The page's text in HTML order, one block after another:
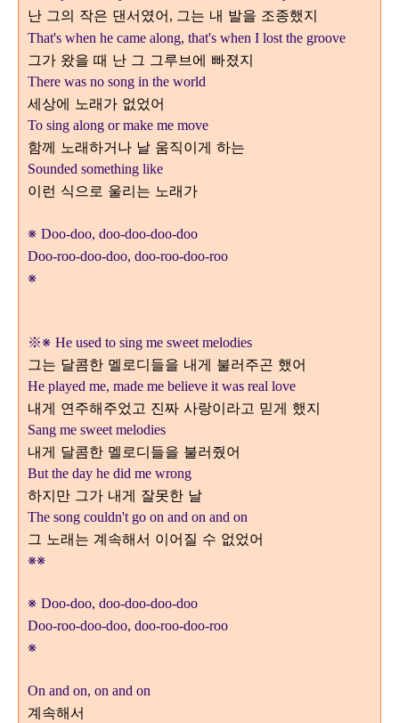
난 그의 작은 댄서였어, 그는 내 발을 조종했지
That's when he came along, that's when I lost the groove
그가 왔을 때 난 그 그루브에 빠졌지
There was no song in the world
세상에 노래가 없었어
To sing along or make me move
함께 노래하거나 날 움직이게 하는
Sounded something like
이런 식으로 울리는 노래가
※ Doo-doo, doo-doo-doo-doo
Doo-roo-doo-doo, doo-roo-doo-roo
※
※※ He used to sing me sweet melodies
그는 달콤한 멜로디들을 내게 불러주곤 했어
He played me, made me believe it was real love
내게 연주해주었고 진짜 사랑이라고 믿게 했지
Sang me sweet melodies
내게 달콤한 멜로디들을 불러줬어
But the day he did me wrong
하지만 그가 내게 잘못한 날
The song couldn't go on and on and on
그 노래는 계속해서 이어질 수 없었어
※※
※ Doo-doo, doo-doo-doo-doo
Doo-roo-doo-doo, doo-roo-doo-roo
※
On and on, on and on
계속해서